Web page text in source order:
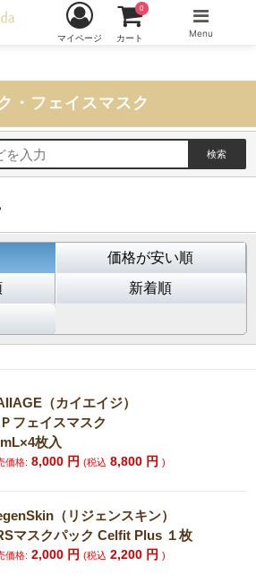
マイページ カート
0
Menu
・フェイスマスク
価格が安い順
新着順
（カイエイジ）
フェイスマスク
枚入
価格: 8,000 円(税込 8,800 円)
（リジェンスキン）
マスクパック Celfit Plus １枚
価格: 2,000 円(税込 2,200 円)